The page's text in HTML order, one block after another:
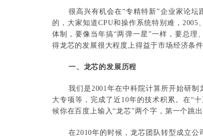
很高兴有机会在“专精特新”企业家论
的，大家知道CPU和操作系统特别难，
体制，要像当年搞“两弹一星”一样，要总
得龙芯的发展很大程度上得益于市场经济条
一、龙芯的发展历程
我们是2001年在中科院计算所开始研
大专项等，完成了近10年的技术积累。在“
候你在百度上输入“龙芯”两个字，第一个跳
在2010年的时候，龙芯团队转型成立